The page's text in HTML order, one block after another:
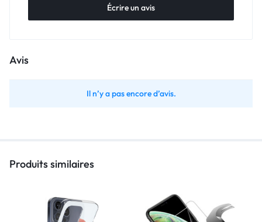
Écrire un avis
Avis
Il n’y a pas encore d’avis.
Produits similaires